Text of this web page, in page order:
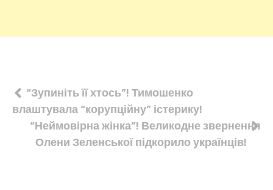
Навігація
записів
“Зупиніть її хтось”! Тимошенко
влаштувала “корупційну” істерику!
“Неймовірна жінка”! Великодне звернення
Олени Зеленської підкорило українців!